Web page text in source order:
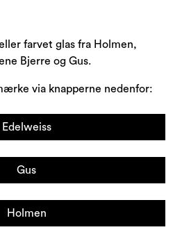
farvet glas fra Holmen,
Bjerre og Gus.
via knapperne nedenfor:
Edelweiss
Gus
Holmen